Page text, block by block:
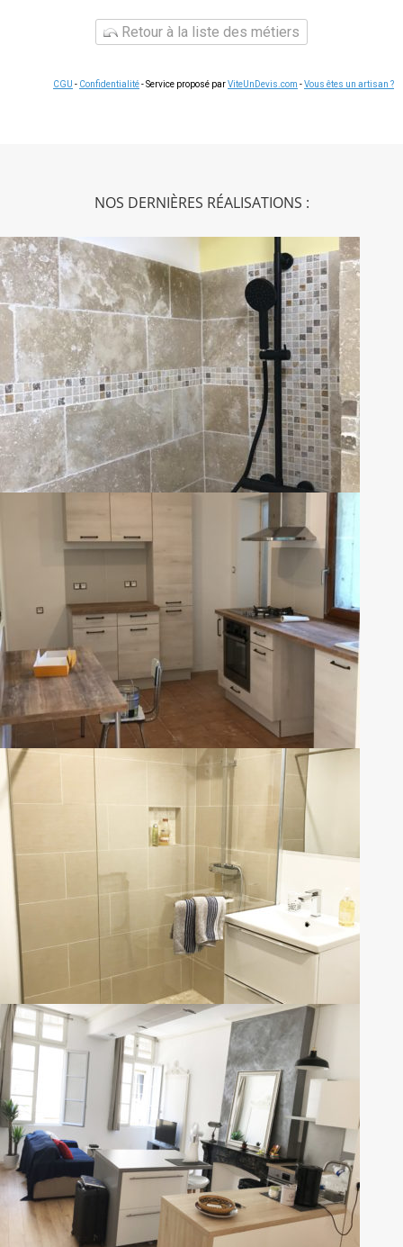
Retour à la liste des métiers
CGU - Confidentialité- Service proposé parViteUnDevis.com -Vous êtes un artisan ?
NOS DERNIÈRES RÉALISATIONS :